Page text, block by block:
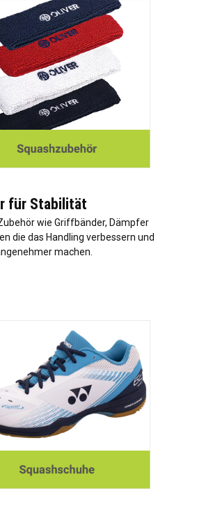
für Stabilität
wie Griffbänder, Dämpfer
die das Handling verbessern und
machen.